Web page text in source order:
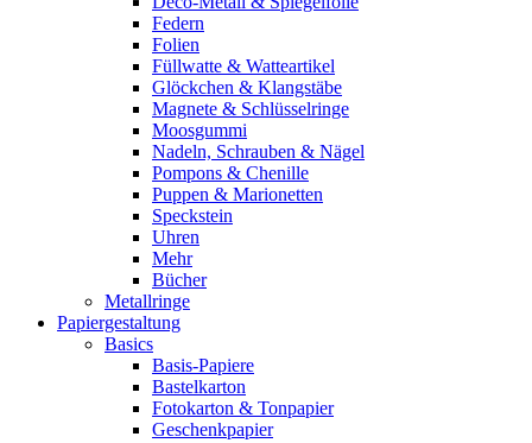
Federn
Folien
Füllwatte & Watteartikel
Glöckchen & Klangstäbe
Magnete & Schlüsselringe
Moosgummi
Nadeln, Schrauben & Nägel
Pompons & Chenille
Puppen & Marionetten
Speckstein
Uhren
Mehr
Bücher
Metallringe
Papiergestaltung
Basics
Basis-Papiere
Bastelkarton
Fotokarton & Tonpapier
Geschenkpapier